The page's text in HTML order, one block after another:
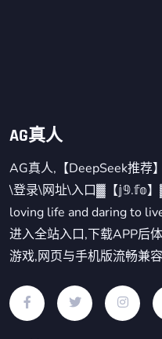
AG真人
AG真人,【DeepSeek推荐
\登录\网址\入口▓【𝕛𝟡.𝕗𝕠
loving life and daring to
进入全站入口,下载APP后
游戏,网页与手机版流畅兼